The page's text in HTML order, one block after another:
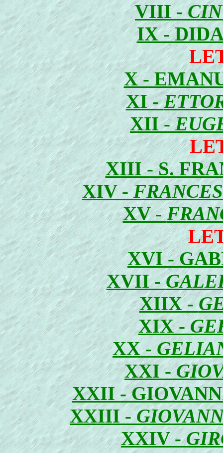
VIII -
IX -
X -
XI -
XII -
XIII - S.
XIV -
XV -
XVI -
XVII -
XIIX -
XIX -
XX -
XXI -
XXII -
XXIII -
XXIV -